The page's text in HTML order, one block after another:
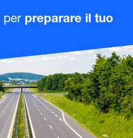
per preparare il tuo